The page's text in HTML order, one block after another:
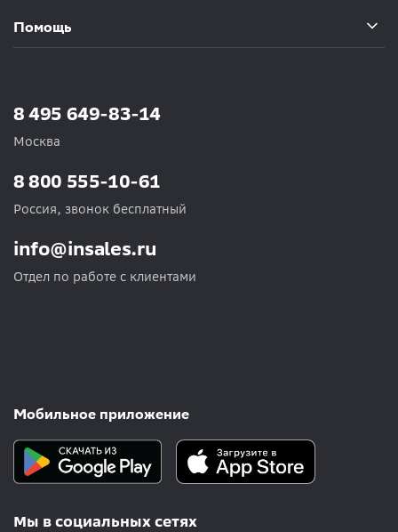
Помощь
8 495 649-83-14
Москва
info@insales.ru
Отдел по работе с клиентами
8 800 555-10-61
Россия, звонок бесплатный
Мобильное приложение
Мы в социальных сетях